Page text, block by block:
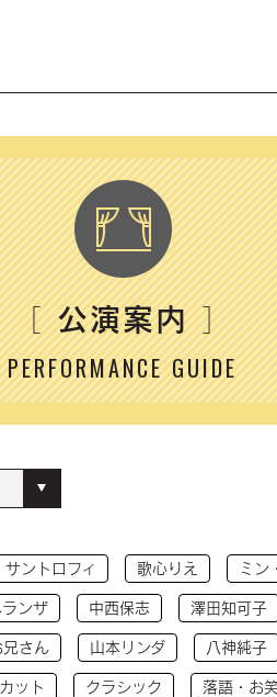
［公演案内］
PERFORMANCE GUIDE
サントロフィ 歌心りえ ミン
ンザ 中西保志 澤田知可子
兄さん 山本リンダ 八神純子
ット クラシック 落語・お